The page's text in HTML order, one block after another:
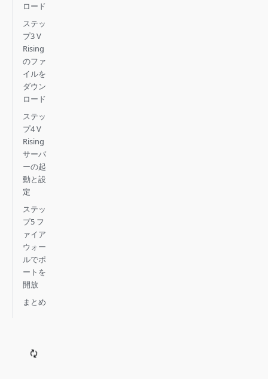
ロード
ステッ
プ3 V
Rising
のファ
イルを
ダウン
ロード
ステッ
プ4 V
Rising
サーバ
ーの起
動と設
定
ステッ
プ5 フ
ァイア
ウォー
ルでポ
ートを
開放
まとめ